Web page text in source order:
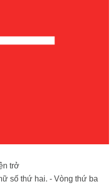
trở
số thứ hai. - Vòng thứ ba